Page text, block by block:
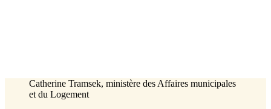
Catherine Tramsek, ministère des Affaires municipales
et du Logement